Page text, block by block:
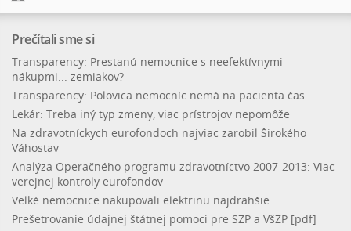
Prečítali sme si
Transparency: Prestanú nemocnice s neefektívnymi
nákupmi... zemiakov?
Transparency: Polovica nemocníc nemá na pacienta čas
Lekár: Treba iný typ zmeny, viac prístrojov nepomôže
Na zdravotníckych eurofondoch najviac zarobil Širokého
Váhostav
Analýza Operačného programu zdravotníctvo 2007-2013: Viac
verejnej kontroly eurofondov
Veľké nemocnice nakupovali elektrinu najdrahšie
Prešetrovanie údajnej štátnej pomoci pre SZP a VšZP [pdf]